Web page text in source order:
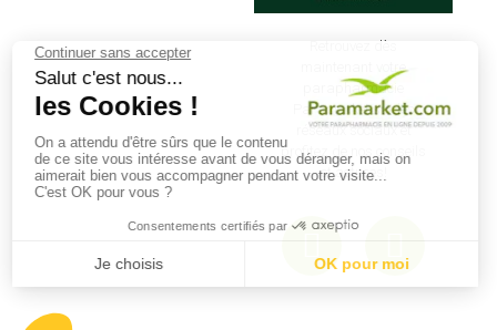
Retrouvez dès
maintenant votre
parapharmacie
Paramarket sur les
réseaux sociaux et
profitez de nos conseils
et actuces!